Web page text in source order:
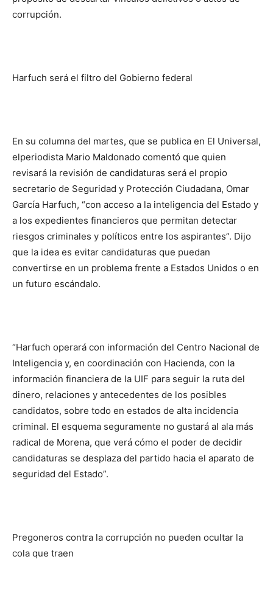
corrupción.
Harfuch será el filtro del Gobierno federal
En su columna del martes, que se publica en El Universal,
elperiodista Mario Maldonado comentó que quien
revisará la revisión de candidaturas será el propio
secretario de Seguridad y Protección Ciudadana, Omar
García Harfuch, “con acceso a la inteligencia del Estado y
a los expedientes financieros que permitan detectar
riesgos criminales y políticos entre los aspirantes”. Dijo
que la idea es evitar candidaturas que puedan
convertirse en un problema frente a Estados Unidos o en
un futuro escándalo.
“Harfuch operará con información del Centro Nacional de
Inteligencia y, en coordinación con Hacienda, con la
información financiera de la UIF para seguir la ruta del
dinero, relaciones y antecedentes de los posibles
candidatos, sobre todo en estados de alta incidencia
criminal. El esquema seguramente no gustará al ala más
radical de Morena, que verá cómo el poder de decidir
candidaturas se desplaza del partido hacia el aparato de
seguridad del Estado”.
Pregoneros contra la corrupción no pueden ocultar la
cola que traen